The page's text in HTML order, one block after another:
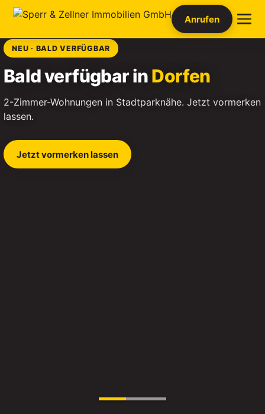
Anrufen
NEU · BALD VERFÜGBAR
Bald verfügbar inDorfen
2-Zimmer-Wohnungen in Stadtparknähe. Jetzt vormerken
lassen.
Jetzt vormerken lassen